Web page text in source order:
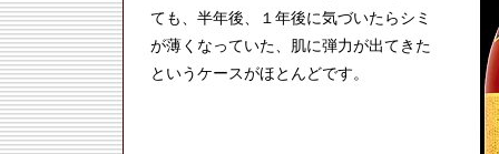
ても、半年後、１年後に気づいたらシミ
が薄くなっていた、肌に弾力が出てきた
というケースがほとんどです。